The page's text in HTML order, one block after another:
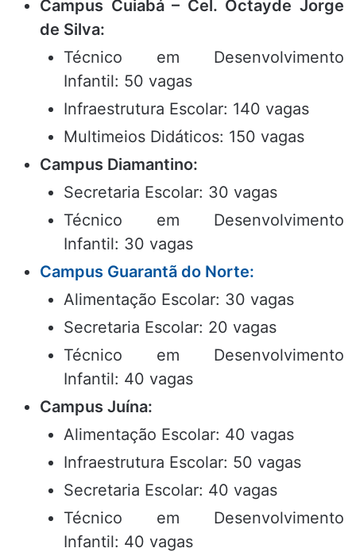
Campus Cuiabá – Cel. Octayde Jorge
de Silva:
Técnico em Desenvolvimento
Infantil: 50 vagas
Infraestrutura Escolar: 140 vagas
Multimeios Didáticos: 150 vagas
Campus Diamantino:
Secretaria Escolar: 30 vagas
Técnico em Desenvolvimento
Infantil: 30 vagas
Campus Guarantã do Norte:
Alimentação Escolar: 30 vagas
Secretaria Escolar: 20 vagas
Técnico em Desenvolvimento
Infantil: 40 vagas
Campus Juína:
Alimentação Escolar: 40 vagas
Infraestrutura Escolar: 50 vagas
Secretaria Escolar: 40 vagas
Técnico em Desenvolvimento
Infantil: 40 vagas